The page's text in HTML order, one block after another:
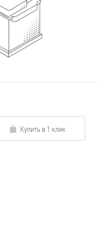
Купить в 1 клик